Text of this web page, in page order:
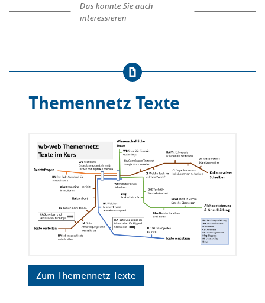
Das könnte Sie auch
interessieren
Themennetz Texte
Zum Themennetz Texte